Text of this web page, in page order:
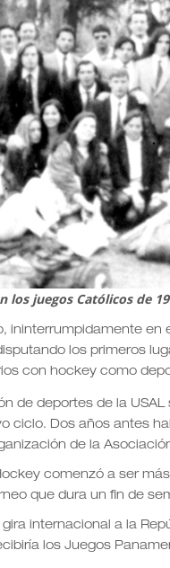
los juegos Católicos de
ininterrumpidamente en
los primeros
con hockey como
de deportes de la
ciclo. Dos años antes
de la
comenzó a ser
que dura un fin de
gira internacional a la
los Juegos